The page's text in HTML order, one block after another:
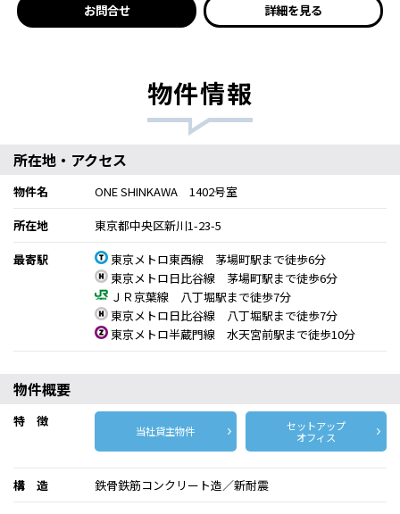
お問合せ 詳細を見る
物件情報
所在地・アクセス
物件名
ONE SHINKAWA 1402号室
所在地
東京都中央区新川1-23-5
最寄駅
東京メトロ東西線 茅場町駅まで徒歩6分
東京メトロ日比谷線 茅場町駅まで徒歩6分
ＪＲ京葉線 八丁堀駅まで徒歩7分
東京メトロ日比谷線 八丁堀駅まで徒歩7分
東京メトロ半蔵門線 水天宮前駅まで徒歩10分
物件概要
特 徴
当社貸主物件
セットアップ
オフィス
構 造
鉄骨鉄筋コンクリート造／新耐震